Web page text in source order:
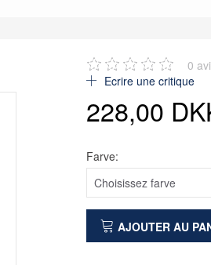
0
Ecrire une critique
228,00
Farve:
AJOUTER AU